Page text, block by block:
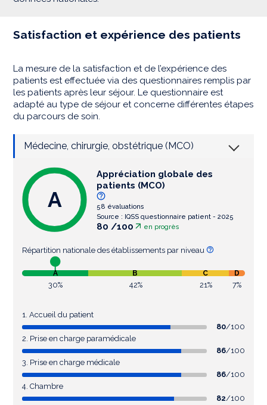
Satisfaction et expérience des patients
La mesure de la satisfaction et de l’expérience des
patients est effectuée via des questionnaires remplis par
les patients après leur séjour. Le questionnaire est
adapté au type de séjour et concerne différentes étapes
du parcours de soin.
Médecine, chirurgie, obstétrique (MCO)
Appréciation globale des
patients (MCO)
58 évaluations
Source : IQSS questionnaire patient - 2025
80 /100 en progrès
A
Répartition nationale des établissements par niveau
A B C D
30% 42% 21% 7%
1. Accueil du patient
80/100
2. Prise en charge paramédicale
86/100
3. Prise en charge médicale
86/100
4. Chambre
82/100